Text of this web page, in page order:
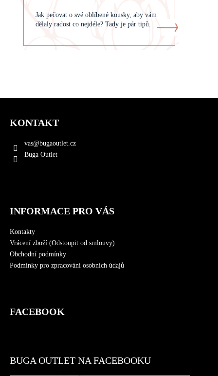
Jak pečovat o své oblíbené kousky, aby vám
dělaly radost co nejdéle? Tady je pár tipů.
Z
KONTAKT
vas@bugaoutlet.cz
Buga Outlet
INFORMACE PRO VÁS
Kontakty
Vrácení zboží (Odstoupit od smlouvy)
Obchodní podmínky
Podmínky pro zpracování osobních údajů
FACEBOOK
BUGA OUTLET NA FACEBOOKU